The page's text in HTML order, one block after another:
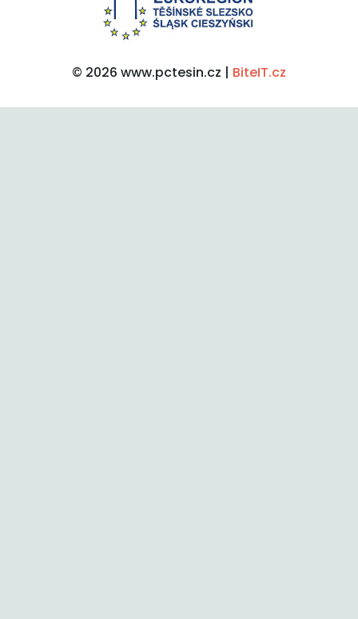
© 2026 www.pctesin.cz | BiteIT.cz